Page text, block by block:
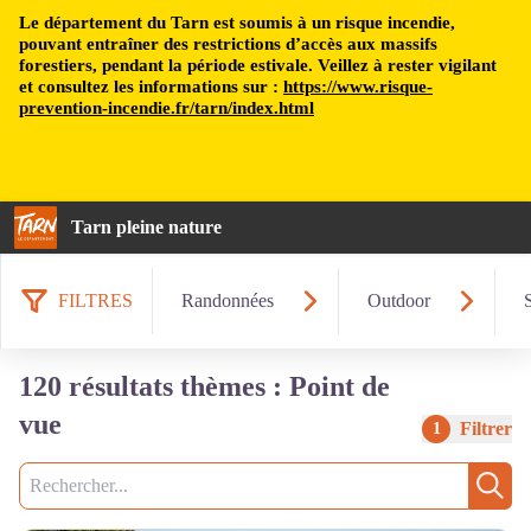
Le département du Tarn est soumis à un risque incendie,
pouvant entraîner des restrictions d’accès aux massifs
forestiers, pendant la période estivale. Veillez à rester vigilant
et consultez les informations sur : https://www.risque-
prevention-incendie.fr/tarn/index.html
Tarn pleine nature
FILTRES Randonnées Outdoor
120 résultats thèmes : Point de
vue
1 Filtrer
Recherche